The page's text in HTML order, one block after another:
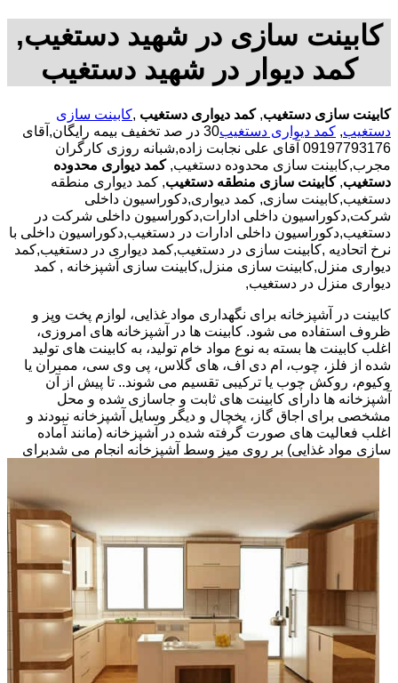
کابینت سازی در شهید دستغیب,
کمد دیوار در شهید دستغیب
کابینت سازی دستغیب,کمد دیواری دستغیب ,کابینت سازی
دستغیب, کمد دیواری دستغیب
30 در صد تخفیف بیمه رایگان,آقای
09197793176 آقای علی نجابت زاده,شبانه روزی کارگران
مجرب,کابینت سازی محدوده دستغیب,کمد دیواری محدوده
دستغیب, کابینت سازی منطقه دستغیب, کمد دیواری منطقه
دستغیب,کابینت سازی, کمد دیواری,دکوراسیون داخلی
شرکت,دکوراسیون داخلی ادارات,دکوراسیون داخلی شرکت در
دستغیب,دکوراسیون داخلی ادارات در دستغیب,دکوراسیون داخلی با
نرخ اتحادیه ,کابینت سازی در دستغیب,کمد دیواری در دستغیب,کمد
دیواری منزل,کابینت سازی منزل,کابینت سازی آشپزخانه , کمد
دیواری منزل در دستغیب,
کابینت در آشپزخانه برای نگهداری مواد غذایی، لوازم پخت وپز و
ظروف استفاده می شود. کابینت ها در آشپزخانه های امروزی،
اغلب کابینت ها بسته به نوع مواد خام تولید، به کابینت های تولید
شده از فلز، چوب، ام دی اف، های گلاس، پی وی سی، ممبران یا
وکیوم، روکش چوب یا ترکیبی تقسیم می شوند.. تا پیش از آن
آشپزخانه ها دارای کابینت های ثابت و جاسازی شده و محل
مشخصی برای اجاق گاز، یخچال و دیگر وسایل آشپزخانه نبودند و
اغلب فعالیت های صورت گرفته شده در آشپزخانه (مانند آماده
سازی مواد غذایی) بر روی میز وسط آشپزخانه انجام می شدبرای